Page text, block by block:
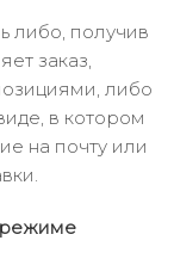
либо, получив
заказ,
либо
в котором
на почту или
режиме